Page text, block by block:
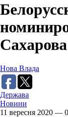
Нова Влада
Держава
Новини
11 вересня 2020 —